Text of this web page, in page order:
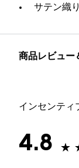
サテン織
商品レビュー
インセンティ
4.8